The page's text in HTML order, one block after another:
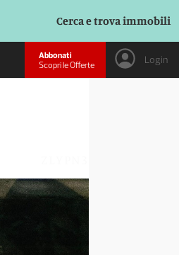
Cerca e trova immobili
Abbonati
Scopri le Offerte
Login